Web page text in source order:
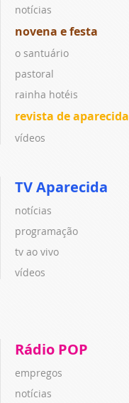
notícias
novena e festa
o santuário
pastoral
rainha hotéis
revista de aparecida
vídeos
TV Aparecida
notícias
programação
tv ao vivo
vídeos
Rádio POP
empregos
notícias